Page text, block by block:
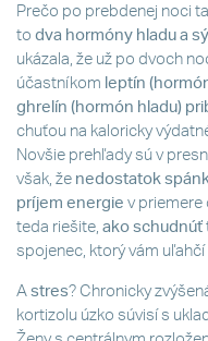
Prečo po prebdenej noci
to dva hormóny hladu a
ukázala, že už po dvoch
účastníkom leptín
ghrelín (hormón hladu)
chuťou na kaloricky
Novšie prehľady sú v
však, že nedostatok
príjem energie v priemere
teda riešite, ako schudnúť
spojenec, ktorý vám
A stres? Chronicky
kortizolu úzko súvisí s